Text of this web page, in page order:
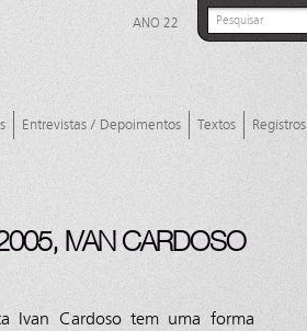
ANO 22
Entrevistas / Depoimentos Textos Registros
IVAN CARDOSO
Ivan Cardoso tem uma forma